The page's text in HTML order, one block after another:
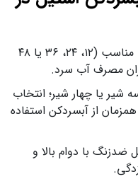
ظرفیت آبسردکن: انتخاب ظرفیت مناسب (۱۲، ۲۴، ۳۶ یا ۴۸
مصرف آب سرد.
شیر یا چهار شیر؛ انتخاب
از آبسردکن استفاده
با دوام بالا و